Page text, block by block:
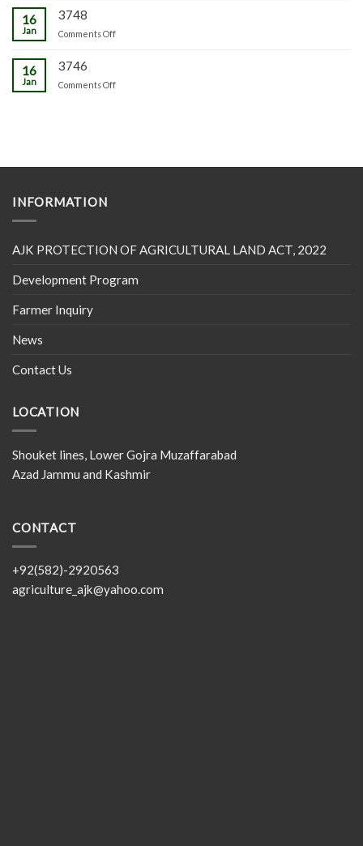
16
Jan
3748
Comments Offon
16
Jan
3746
Comments Offon
INFORMATION
AJK PROTECTION OF AGRICULTURAL LAND ACT, 2022
Development Program
Farmer Inquiry
News
Contact Us
LOCATION
Shouket lines, Lower Gojra Muzaffarabad
Azad Jammu and Kashmir
CONTACT
+92(582)-2920563
agriculture_ajk@yahoo.com